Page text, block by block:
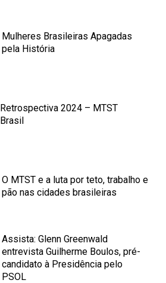
Mulheres Brasileiras Apagadas
pela História
Retrospectiva 2024 – MTST
Brasil
O MTST e a luta por teto, trabalho e
pão nas cidades brasileiras
Assista: Glenn Greenwald
entrevista Guilherme Boulos, pré-
candidato à Presidência pelo
PSOL